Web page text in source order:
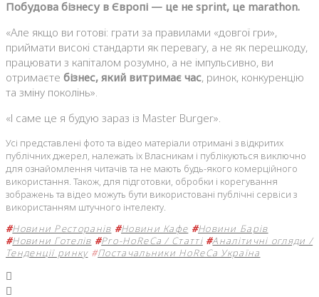
Побудова бізнесу в Європі — це не sprint, це marathon.
«Але якщо ви готові: грати за правилами «довгої гри»,
приймати високі стандарти як перевагу, а не як перешкоду,
працювати з капіталом розумно, а не імпульсивно, ви
отримаєте бізнес, який витримає час, ринок, конкуренцію
та зміну поколінь».
«І саме це я будую зараз із Master Burger».
Усі представлені фото та відео матеріали отримані з відкритих
публічних джерел, належать їх Власникам і публікуються виключно
для ознайомлення читачів та не мають будь-якого комерційного
використання. Також, для підготовки, обробки і корегування
зображень та відео можуть бути використовані публічні сервіси з
використанням штучного інтелекту.
#Новини Ресторанів #Новини Кафе #Новини Барів
#Новини Готелів #Pro-HoReCa / Статті #Аналітичні огляди /
Тенденції ринку #Постачальники HoReCa Україна